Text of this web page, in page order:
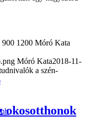
900 1200 Móró Kata
Móró Kata2018-11-
a szén-
okosotthonok